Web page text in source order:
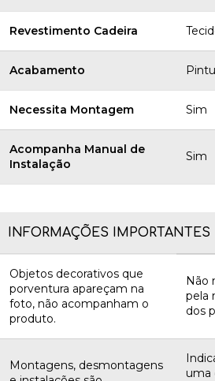
Revestimento Cadeira
Acabamento
Necessita Montagem Sim
Acompanha Manual de
Instalação
Sim
INFORMAÇÕES IMPORTANTES
Objetos decorativos que
porventura apareçam na
foto, não acompanham o
produto.
Não
pela
dos
Montagens, desmontagens
uma